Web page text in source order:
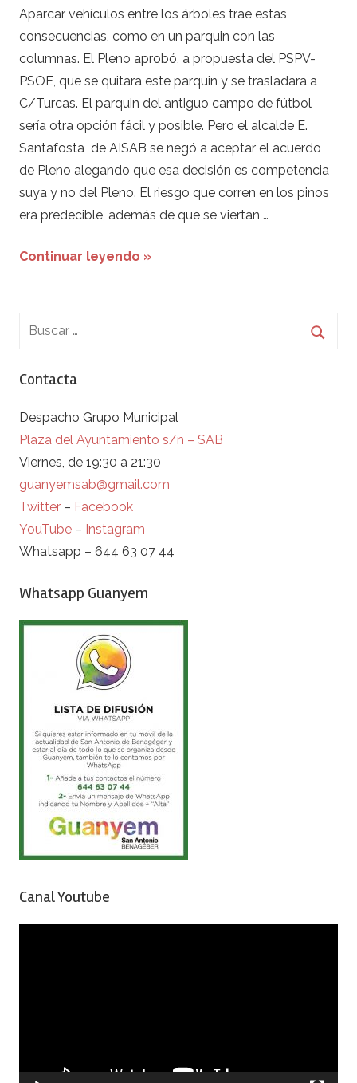
Aparcar vehículos entre los árboles trae estas
consecuencias, como en un parquin con las
columnas. El Pleno aprobó, a propuesta del PSPV-
PSOE, que se quitara este parquin y se trasladara a
C/Turcas. El parquin del antiguo campo de fútbol
sería otra opción fácil y posible. Pero el alcalde E.
Santafosta de AISAB se negó a aceptar el acuerdo
de Pleno alegando que esa decisión es competencia
suya y no del Pleno. El riesgo que corren en los pinos
era predecible, además de que se viertan …
Continuar leyendo »
Contacta
Despacho Grupo Municipal
Plaza del Ayuntamiento s/n – SAB
Viernes, de 19:30 a 21:30
guanyemsab@gmail.com
Twitter – Facebook
YouTube – Instagram
Whatsapp – 644 63 07 44
Whatsapp Guanyem
Canal Youtube